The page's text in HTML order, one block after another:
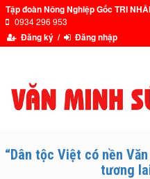
Tập đoàn Nông Nghiệp Gốc TRI
0934 296 953
Đăng ký / Đăng nhập
“Dân tộc Việt có nền
tương